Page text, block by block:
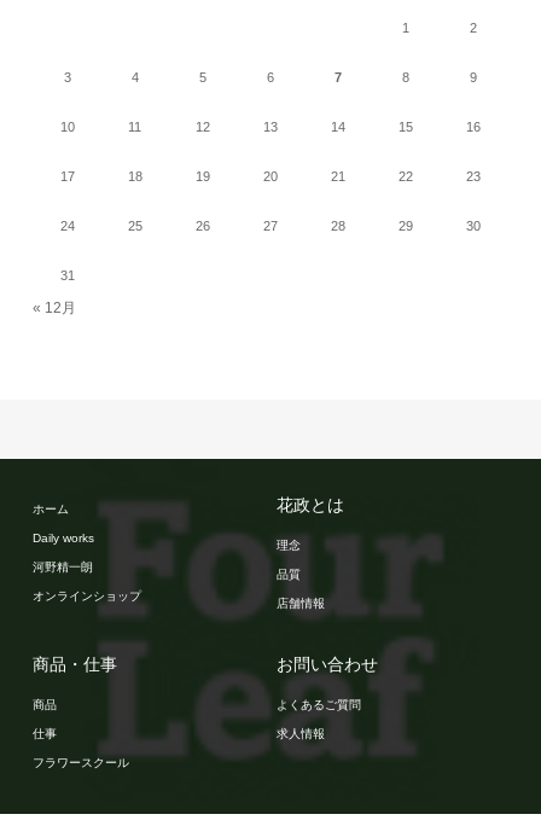
1 2
3 4 5 6 7 8 9
10 11 12 13 14 15 16
17 18 19 20 21 22 23
24 25 26 27 28 29 30
31
« 12月
ホーム
Daily works
河野精一朗
オンラインショップ
花政とは
理念
品質
店舗情報
商品・仕事
商品
仕事
フラワースクール
お問い合わせ
よくあるご質問
求人情報